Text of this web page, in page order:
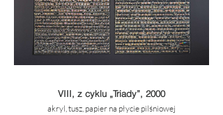
VIII, z cyklu „Triady”, 2000
akryl, tusz, papier na płycie pilśniowej